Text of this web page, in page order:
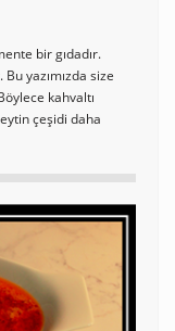
bir gıdadır.
yazımızda size
kahvaltı
çeşidi daha